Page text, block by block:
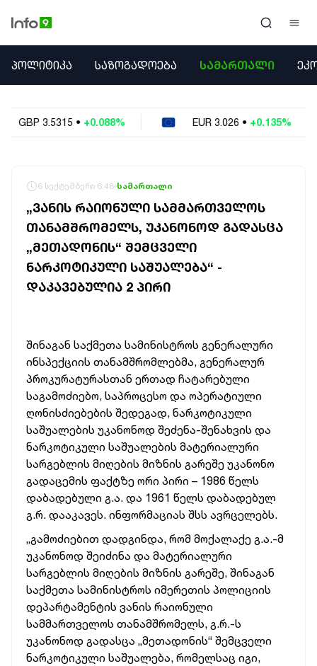
ᲞᲝᲚᲘᲢᲘᲙᲐ
ᲔᲙᲝᲜᲝᲛᲘᲙᲐ
ᲣᲪᲮᲝᲔᲗᲘ
ᲐᲛᲘᲜᲓᲘ
ᲡᲐᲛᲮᲔᲓᲠᲝ
ᲠᲔᲒᲘᲝᲜᲘ
ᲘᲜᲢᲔᲠᲕᲘᲣ
ᲑᲘᲖᲜᲔᲡᲘ
ᲞᲝᲚᲘᲢᲘᲙᲐ ᲡᲐᲖᲝᲒᲐᲓᲝᲔᲑᲐ ᲡᲐᲛᲐᲠᲗᲐᲚᲘ
EUR 3.026 +0.135% USD
6 სექტემბერი 6:48 სამართალი
„ᲕᲐᲜᲘᲡ ᲠᲐᲘᲝᲜᲣᲚᲘ ᲡᲐᲛᲛᲐᲠᲗᲕᲔᲚᲝᲡ
ᲗᲐᲜᲐᲛᲨᲠᲝᲛᲔᲚᲡ, ᲣᲙᲐᲜᲝᲜᲝᲓ ᲒᲐᲓᲐᲡᲪᲐ
„ᲛᲔᲗᲐᲓᲝᲜᲘᲡ“ ᲨᲔᲛᲪᲕᲔᲚᲘ
ᲜᲐᲠᲙᲝᲢᲘᲙᲣᲚᲘ ᲡᲐᲨᲣᲐᲚᲔᲑᲐ“ -
ᲓᲐᲙᲐᲕᲔᲑᲣᲚᲘᲐ 2 ᲞᲘᲠᲘ
შინაგან საქმეთა სამინისტროს გენერალური
ინსპექციის თანამშრომლებმა, გენერალურ
პროკურატურასთან ერთად ჩატარებული
საგამოძიებო, საპროცესო და ოპერატიული
ღონისძიებების შედეგად, ნარკოტიკული
საშუალების უკანონოდ შეძენა-შენახვის და
ნარკოტიკული საშუალების მატერიალური
სარგებლის მიღების მიზნის გარეშე უკანონო
გადაცემის ფაქტზე ორი პირი – 1986 წელს
დაბადებული გ.ა. და 1961 წელს დაბადებულ
გ.რ. დააკავეს. ინფორმაციას შსს ავრცელებს.
„გამოძიებით დადგინდა, რომ მოქალაქე გ.ა.-მ
უკანონოდ შეიძინა და მატერიალური
სარგებლის მიღების მიზნის გარეშე, შინაგან
საქმეთა სამინისტროს იმერეთის პოლიციის
დეპარტამენტის ვანის რაიონული
სამმართველოს თანამშრომელს, გ.რ.-ს
უკანონოდ გადასცა „მეთადონის“ შემცველი
ნარკოტიკული საშუალება, რომელსაც იგი,